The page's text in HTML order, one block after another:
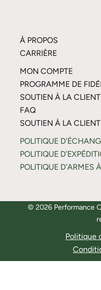
À PROPOS
CARRIÈRE
MON COMPTE
PROGRAMME DE
SOUTIEN À LA
FAQ
SOUTIEN À LA
POLITIQUE
POLITIQUE
POLITIQUE D’ARMES
© 2026 Performance
Politique